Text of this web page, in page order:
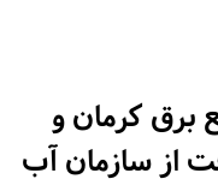
برق کرمان و
از سازمان آب